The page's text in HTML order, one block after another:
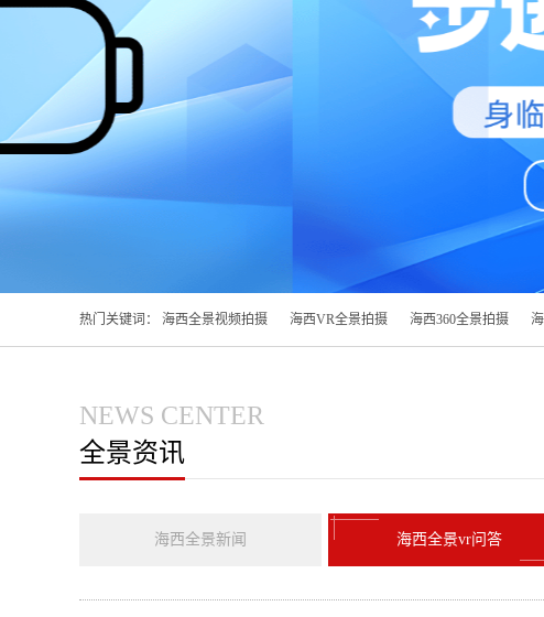
热门关键词： 海西全景视频拍摄 海西VR全景拍摄 海西360全景拍摄
NEWS CENTER
全景资讯
海西全景新闻 海西全景vr问答